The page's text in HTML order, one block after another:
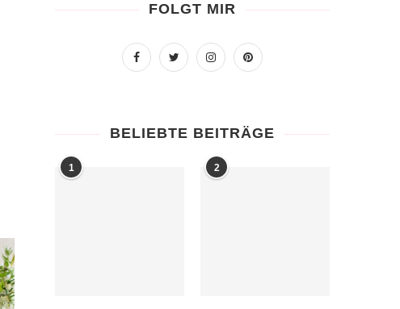
FOLGT MIR
BELIEBTE BEITRÄGE
1 2